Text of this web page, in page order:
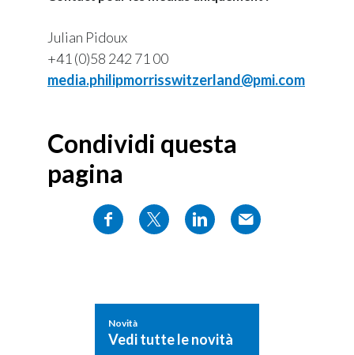
Julian Pidoux
+41 (0)58 242 71 00
media.philipmorrisswitzerland@pmi.com
Condividi questa
pagina
Novità
Vedi tutte le novità